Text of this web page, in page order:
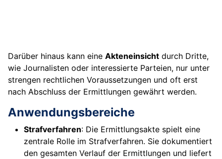
Darüber hinaus kann eine Akteneinsicht durch Dritte,
wie Journalisten oder interessierte Parteien, nur unter
strengen rechtlichen Voraussetzungen und oft erst
nach Abschluss der Ermittlungen gewährt werden.
Anwendungsbereiche
Strafverfahren: Die Ermittlungsakte spielt eine
zentrale Rolle im Strafverfahren. Sie dokumentiert
den gesamten Verlauf der Ermittlungen und liefert